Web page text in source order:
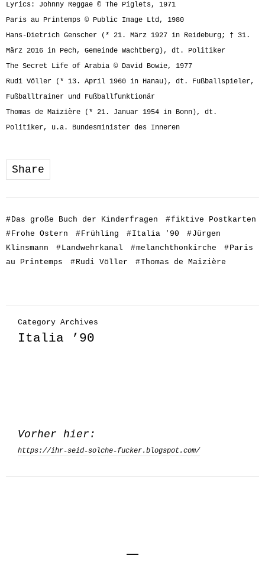
Lyrics: Johnny Reggae © The Piglets, 1971
Paris au Printemps © Public Image Ltd, 1980
Hans-Dietrich Genscher (* 21. März 1927 in Reideburg; † 31.
März 2016 in Pech, Gemeinde Wachtberg), dt. Politiker
The Secret Life of Arabia © David Bowie, 1977
Rudi Völler (* 13. April 1960 in Hanau), dt. Fußballspieler,
Fußballtrainer und Fußballfunktionär
Thomas de Maizière (* 21. Januar 1954 in Bonn), dt.
Politiker, u.a. Bundesminister des Inneren
Share
#Das große Buch der Kinderfragen #fiktive Postkarten
#Frohe Ostern #Frühling #Italia '90 #Jürgen
Klinsmann
#Landwehrkanal #melanchthonkirche #Paris
au Printemps
#Rudi Völler #Thomas de Maizière
Category Archives
Italia ’90
Vorher hier:
https://ihr-seid-solche-fucker.blogspot.com/